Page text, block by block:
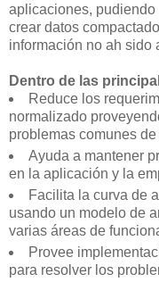
aplicaciones,
crear datos
información no ah sido
Dentro de las
Reduce los
normalizado
problemas comunes
Ayuda a mantener
en la aplicación y la
Facilita la curva de
usando un modelo de
varias áreas de
Provee
para resolver los